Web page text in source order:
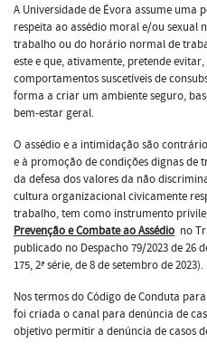
A Universidade de Évora assume uma
respeita ao assédio moral e/ou
trabalho ou do horário normal de
este e que, ativamente, pretende
comportamentos suscetíveis de
forma a criar um ambiente seguro,
bem-estar geral.
O assédio e a intimidação são
e à promoção de condições dignas de
da defesa dos valores da não
cultura organizacional civicamente
trabalho, tem como instrumento
Prevenção e Combate ao Assédio no
publicado no Despacho 79/2023 de 26
175, 2ª série, de 8 de setembro de 2023).
Nos termos do Código de Conduta
foi criada o canal para denúncia de
objetivo permitir a denúncia de casos